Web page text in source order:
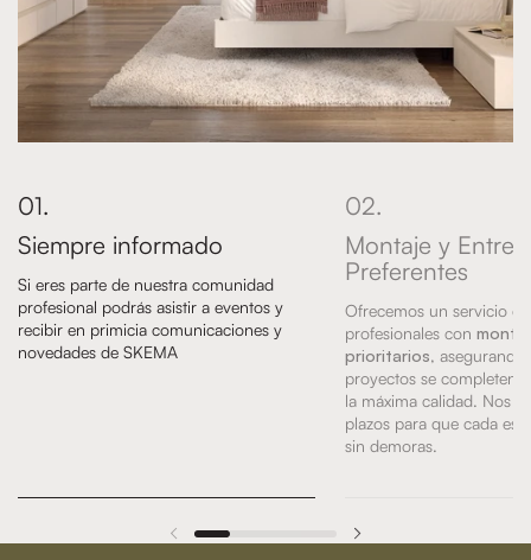
Siempre informado
Si eres parte de nuestra comunidad
profesional podrás asistir a eventos y
recibir en primicia comunicaciones y
novedades de SKEMA
Montaje y
Preferentes
Ofrecemos un servicio
profesionales con
prioritarios, asegurando
proyectos se completen
la máxima calidad. Nos
plazos para que cada
sin demoras.